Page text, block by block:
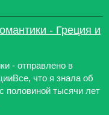
- Греция и
- отправлено в
что я знала об
половиной тысячи лет